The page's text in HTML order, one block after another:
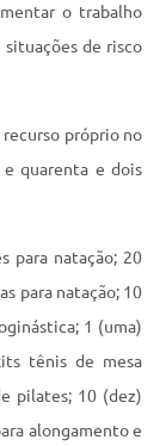
o trabalho
de risco
próprio no
quarenta e dois
para natação; 20
para natação; 10
1 (uma)
tênis de mesa
pilates; 10 (dez)
alongamento e